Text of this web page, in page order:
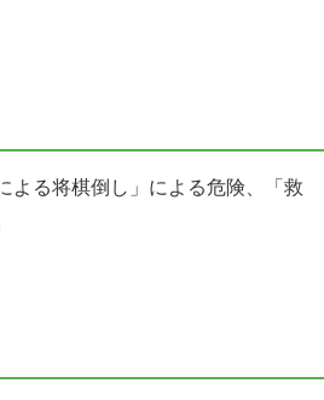
よる将棋倒し」による危険、「救